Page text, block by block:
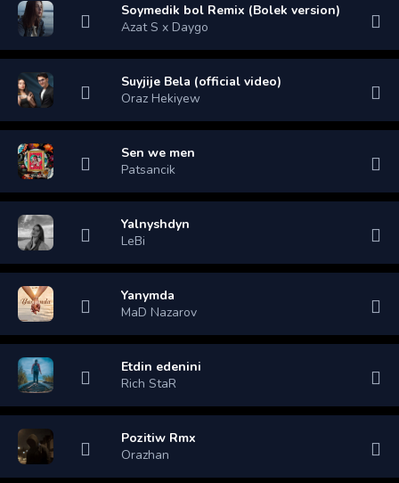
Soymedik bol Remix (Bolek version)
Azat S x Daygo
Suyjije Bela (official video)
Oraz Hekiyew
Sen we men
Patsancik
Yalnyshdyn
LeBi
Yanymda
MaD Nazarov
Etdin edenini
Rich StaR
Pozitiw Rmx
Orazhan